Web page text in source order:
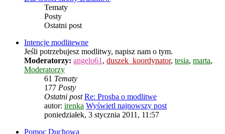
Tematy
Posty
Ostatni post
Intencje modlitewne
Jeśli potrzebujesz modlitwy, napisz nam o tym.
Moderatorzy: angelo61 , duszek_koordynator, tesia, marta,
Moderatorzy
61 Tematy
177 Posty
Ostatni post Re: Prosba o modlitwe
autor: irenka Wyświetl najnowszy post
poniedziałek, 3 stycznia 2011, 11:57
Pomoc Duchowa